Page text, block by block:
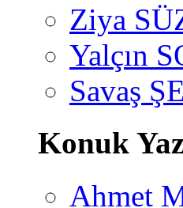
Ziya
Yalçın
Savaş
Konuk
Ahmet